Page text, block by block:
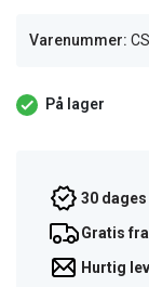
Varenummer:
På lager
30
Gratis
Hurtig